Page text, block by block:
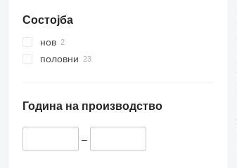
Состојба
нов
половни
Година на производство
–